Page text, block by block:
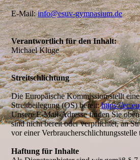
E-Mail:info@esuv-gymnasium.de
Verantwortlich für den Inhalt:
Michael Kluge
Streitschlichtung
Die Europäische Kommission stellt
Streitbeilegung (OS) bereit:https://
Unsere E-Mail-Adresse finden Sie
sind nicht bereit oder verpflichtet, an
vor einer Verbraucherschlichtungsstelle
Haftung für Inhalte